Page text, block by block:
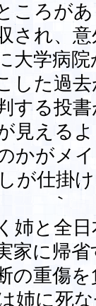
ころが
され、
大学病院
した過
する投
見える
かがメ
が仕掛
姉と全
家に帰
の重傷
姉に死